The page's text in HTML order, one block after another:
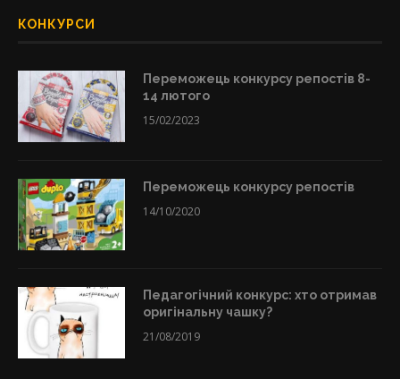
КОНКУРСИ
Переможець конкурсу репостів 8-
14 лютого
15/02/2023
Переможець конкурсу репостів
14/10/2020
Педагогічний конкурс: хто отримав
оригінальну чашку?
21/08/2019